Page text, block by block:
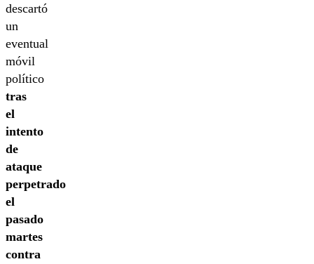
descartó
un
eventual
móvil
político
tras
el
intento
de
ataque
perpetrado
el
pasado
martes
contra